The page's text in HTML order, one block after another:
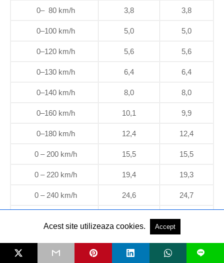
0– 80 km/h 3,8 3,8
0–100 km/h 5,0 5,0
0–120 km/h 5,6 5,6
0–130 km/h 6,4 6,4
0–140 km/h 8,0 8,0
0–160 km/h 10,1 9,9
0–180 km/h 12,4 12,4
0 – 200 km/h 15,5 15,5
0 – 220 km/h 19,4 19,3
0 – 240 km/h 24,6 24,7
11,8
0–400 m
Acest site utilizeaza cookies. Accept